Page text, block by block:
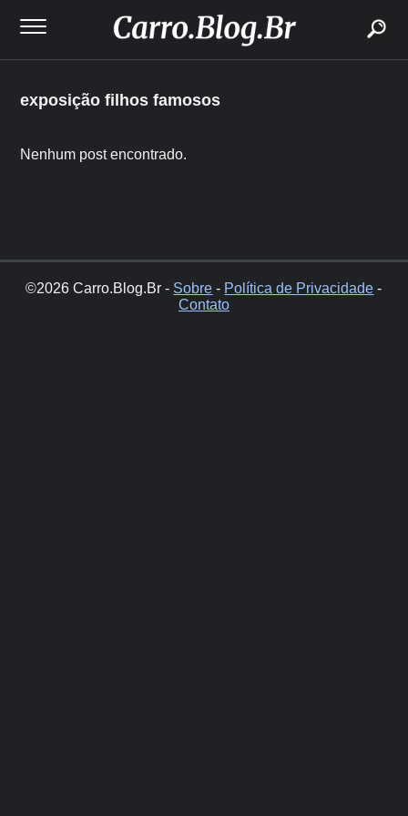
exposição filhos famosos
Nenhum post encontrado.
©2026 Carro.Blog.Br - Sobre - Política de Privacidade -
Contato